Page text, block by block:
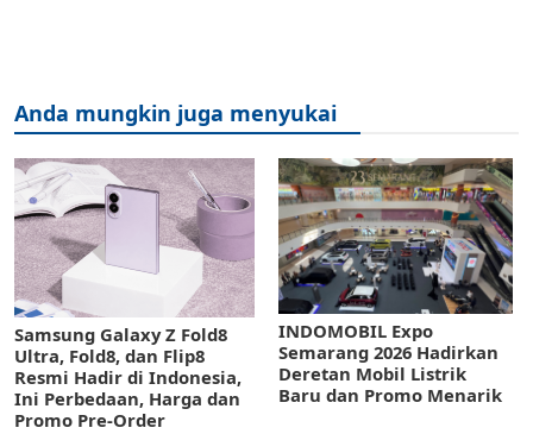
Anda mungkin juga menyukai
Samsung Galaxy Z Fold8
Ultra, Fold8, dan Flip8
Resmi Hadir di Indonesia,
Ini Perbedaan, Harga dan
Promo Pre-Order
INDOMOBIL Expo
Semarang 2026 Hadirkan
Deretan Mobil Listrik
Baru dan Promo Menarik